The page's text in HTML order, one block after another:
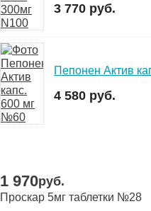
3 770 руб.
Пепонен Актив
4 580 руб.
1 970руб.
Проскар 5мг таблетки №28